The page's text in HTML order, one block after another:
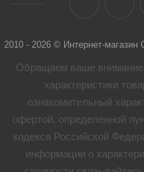
2010 - 2026 © Интернет-
Обращаем ваше внимание
характеристики
ознакомительный
офертой, определенной
кодекса Российской
информации о